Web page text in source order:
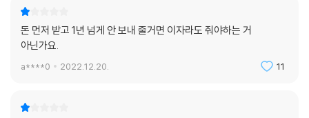
돈 먼저 받고 1년 넘게 안 보내 줄거면 이자라도 줘야하는 거
아닌가요.
a****0 2022.12.20. 11